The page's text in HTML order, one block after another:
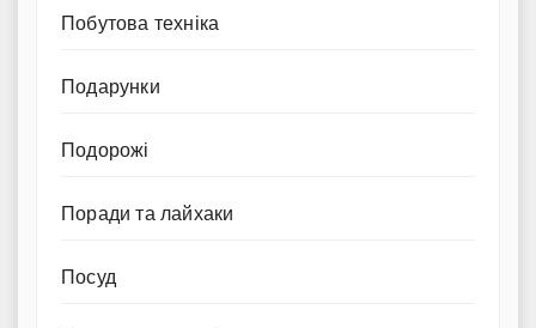
Побутова техніка
Подарунки
Подорожі
Поради та лайхаки
Посуд